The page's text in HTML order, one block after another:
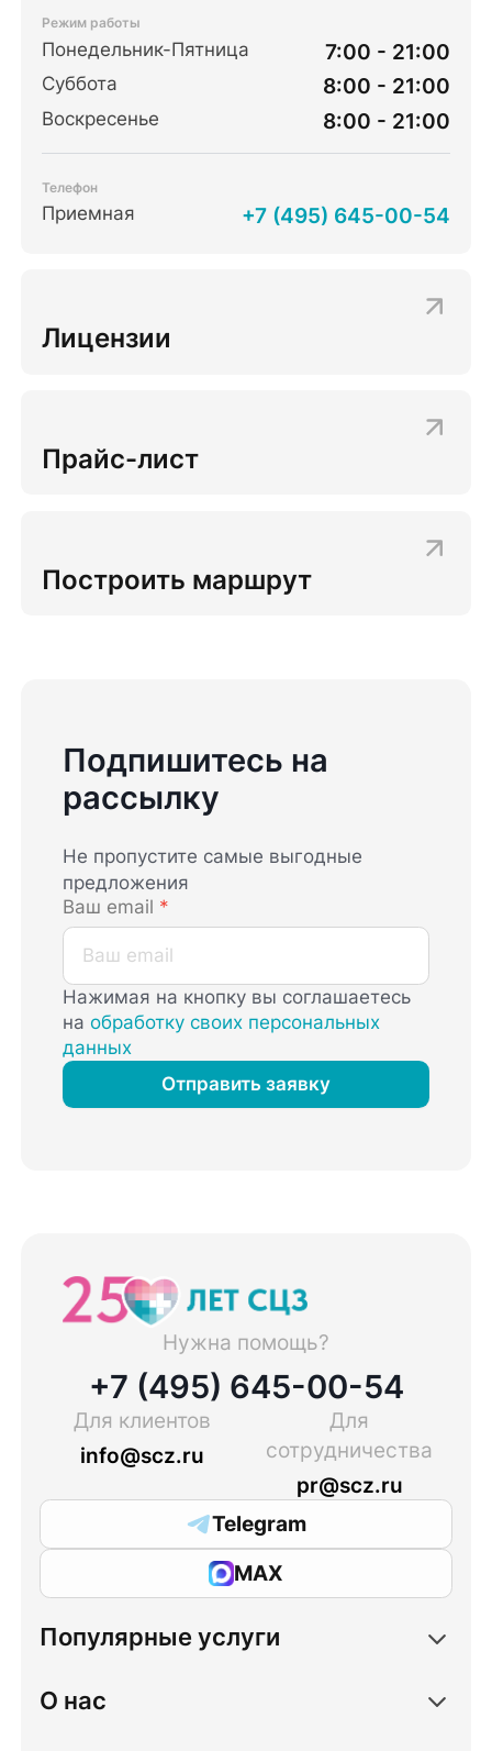
Режим работы
Понедельник-Пятница 7:00 - 21:00
Суббота 8:00 - 21:00
Воскресенье 8:00 - 21:00
Телефон
Приемная +7 (495) 645-00-54
Лицензии
Прайс-лист
Построить маршрут
Подпишитесь на
рассылку
Не пропустите самые выгодные
предложения
Ваш email *
Нажимая на кнопку вы соглашаетесь
наобработку своих персональных
данных
Отправить заявку
Нужна помощь?
+7 (495) 645-00-54
Для клиентов
info@scz.ru
Для
сотрудничества
pr@scz.ru
Telegram
MAX
Популярные услуги
О нас